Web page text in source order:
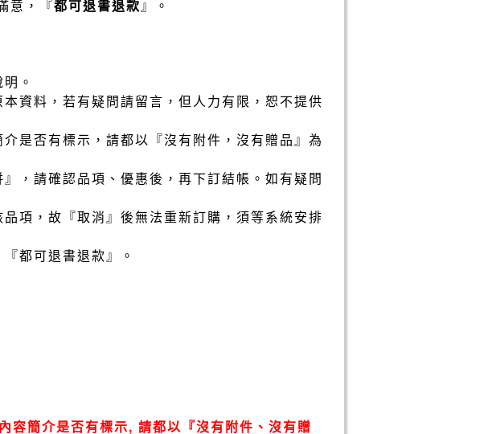
意，『都可退書退款』。
。
資料，若有疑問請留言，但人力有限，恕不提供
是否有標示，請都以『沒有附件，沒有贈品』為
，請確認品項、優惠後，再下訂結帳。如有疑問
項，故『取消』後無法重新訂購，須等系統安排
都可退書退款』。
容簡介是否有標示, 請都以『沒有附件、沒有贈